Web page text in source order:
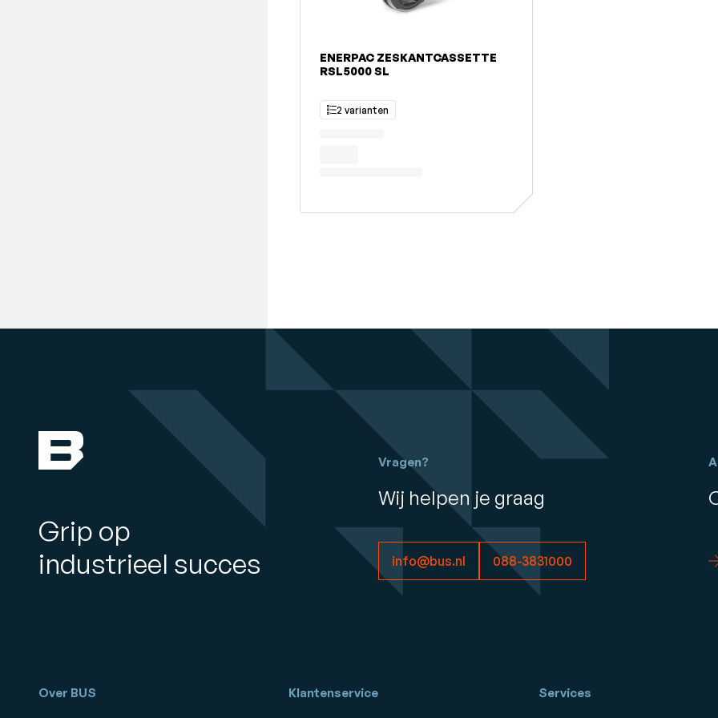
ENERPAC ZESKANTCASSETTE
RSL5000 SL
2 varianten
Grip op
industrieel succes
Vragen?
Wij helpen je graag
info@bus.nl 088-3831000
Over BUS Klantenservice Services